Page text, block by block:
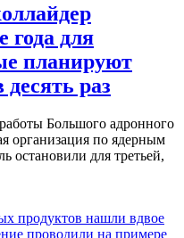
года для
планируют
раз
Большого адронного
организация по ядерным
остановили для третьей,
продуктов нашли вдвое
проводили на примере